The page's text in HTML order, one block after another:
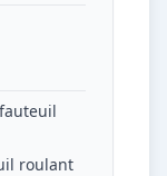
roulant